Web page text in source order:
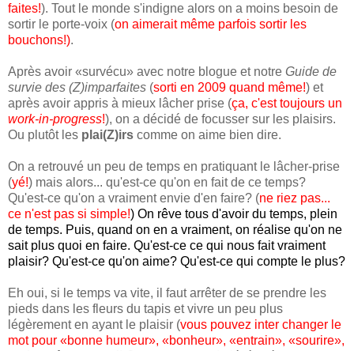
faites!). Tout le monde s'indigne alors on a moins besoin de
sortir le porte-voix (on aimerait même parfois sortir les
bouchons!).
Après avoir «survécu» avec notre blogue et notre Guide de
survie des (Z)imparfaites (sorti en 2009 quand même!) et
après avoir appris à mieux lâcher prise (ça, c'est toujours un
work-in-progress!), on a décidé de focusser sur les plaisirs.
Ou plutôt les plai(Z)irs comme on aime bien dire.
On a retrouvé un peu de temps en pratiquant le lâcher-prise
(yé!) mais alors... qu'est-ce qu'on en fait de ce temps?
Qu'est-ce qu'on a vraiment envie d'en faire? (ne riez pas...
ce n'est pas si simple!) On rêve tous d'avoir du temps, plein
de temps. Puis, quand on en a vraiment, on réalise qu'on ne
sait plus quoi en faire. Qu'est-ce ce qui nous fait vraiment
plaisir? Qu'est-ce qu'on aime? Qu'est-ce qui compte le plus?
Eh oui, si le temps va vite, il faut arrêter de se prendre les
pieds dans les fleurs du tapis et vivre un peu plus
légèrement en ayant le plaisir (vous pouvez inter changer le
mot pour «bonne humeur», «bonheur», «entrain», «sourire»,